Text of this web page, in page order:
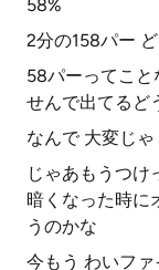
58%
2分の158パー
58パーってこと
せんで出てるど
なんで 大変じゃ
じゃあもうつけ
暗くなった時に
うのかな
今もう わいフ